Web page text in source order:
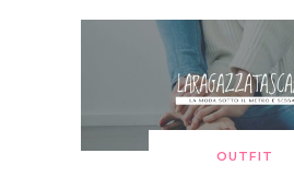
OUTFIT